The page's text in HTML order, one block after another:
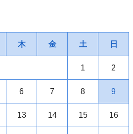
木 金 土 日
1 2
6 7 8 9
13 14 15 16